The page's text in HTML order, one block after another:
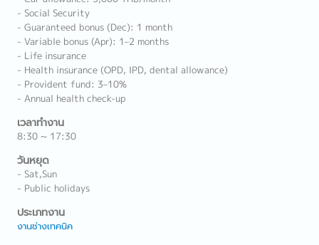
- Social Security
- Guaranteed bonus (Dec): 1 month
- Variable bonus (Apr): 1–2 months
- Life insurance
- Health insurance (OPD, IPD, dental allowance)
- Provident fund: 3–10%
- Annual health check-up
เวลาทำงาน
8:30 ~ 17:30
วันหยุด
- Sat,Sun
- Public holidays
ประเภทงาน
งานช่างเทคนิค